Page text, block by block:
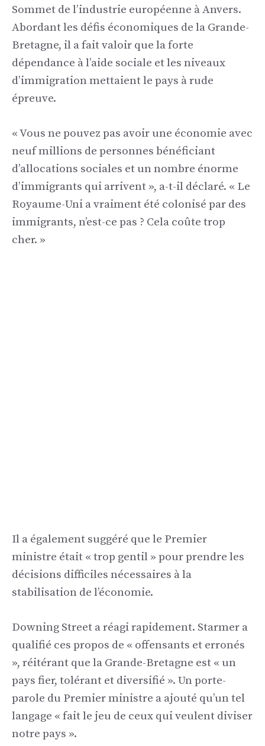
Sommet de l’industrie européenne à Anvers.
Abordant les défis économiques de la Grande-
Bretagne, il a fait valoir que la forte
dépendance à l’aide sociale et les niveaux
d’immigration mettaient le pays à rude
épreuve.
« Vous ne pouvez pas avoir une économie avec
neuf millions de personnes bénéficiant
d’allocations sociales et un nombre énorme
d’immigrants qui arrivent », a-t-il déclaré. « Le
Royaume-Uni a vraiment été colonisé par des
immigrants, n’est-ce pas ? Cela coûte trop
cher. »
Il a également suggéré que le Premier
ministre était « trop gentil » pour prendre les
décisions difficiles nécessaires à la
stabilisation de l’économie.
Downing Street a réagi rapidement. Starmer a
qualifié ces propos de « offensants et erronés
», réitérant que la Grande-Bretagne est « un
pays fier, tolérant et diversifié ». Un porte-
parole du Premier ministre a ajouté qu’un tel
langage « fait le jeu de ceux qui veulent diviser
notre pays ».